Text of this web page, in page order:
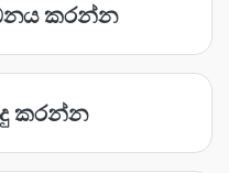
කරන්න
කරන්න